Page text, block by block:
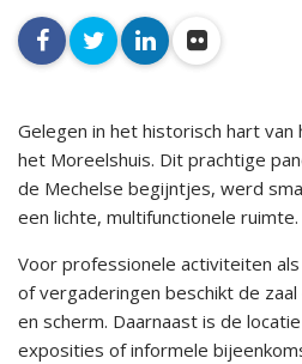
Gelegen in het historisch hart
het Moreelshuis. Dit prachtige
de Mechelse begijntjes, werd
een lichte, multifunctionele ruimte.
Voor professionele activiteiten
of vergaderingen beschikt de
en scherm. Daarnaast is de
exposities of informele